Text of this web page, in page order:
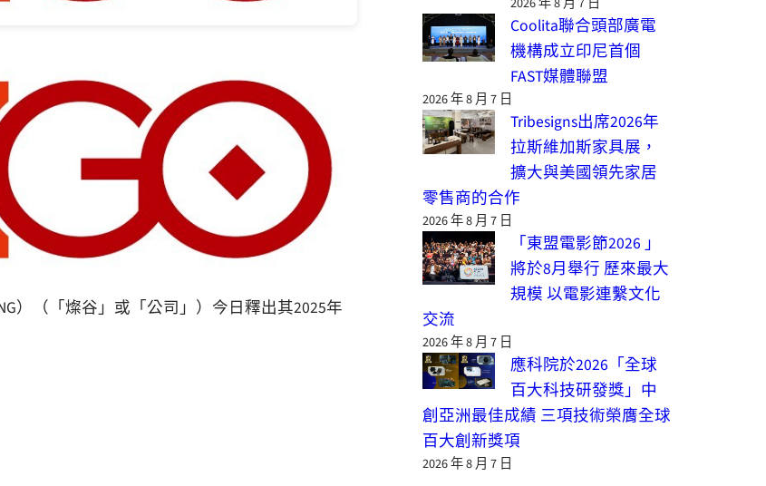
）（「燦谷」或「公司」）今日釋出其2025年
Coolita聯合頭部廣電
機構成立印尼首個
FAST媒體聯盟
2026 年 8 月 7 日
Tribesigns出席2026年
拉斯維加斯家具展，
擴大與美國領先家居
零售商的合作
2026 年 8 月 7 日
「東盟電影節2026 」
將於8月舉行 歷來最大
規模 以電影連繫文化
交流
2026 年 8 月 7 日
應科院於2026「全球
百大科技研發獎」中
創亞洲最佳成績 三項技術榮膺全球
百大創新獎項
2026 年 8 月 7 日